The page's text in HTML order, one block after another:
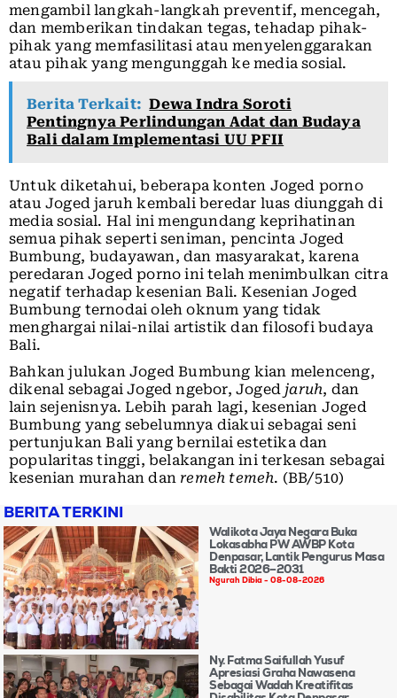
mengambil langkah-langkah preventif, mencegah,
dan memberikan tindakan tegas, tehadap pihak-
pihak yang memfasilitasi atau menyelenggarakan
atau pihak yang mengunggah ke media sosial.
Berita Terkait: Dewa Indra Soroti
Pentingnya Perlindungan Adat dan Budaya
Bali dalam Implementasi UU PFII
Untuk diketahui, beberapa konten Joged porno
atau Joged jaruh kembali beredar luas diunggah di
media sosial. Hal ini mengundang keprihatinan
semua pihak seperti seniman, pencinta Joged
Bumbung, budayawan, dan masyarakat, karena
peredaran Joged porno ini telah menimbulkan citra
negatif terhadap kesenian Bali. Kesenian Joged
Bumbung ternodai oleh oknum yang tidak
menghargai nilai-nilai artistik dan filosofi budaya
Bali.
Bahkan julukan Joged Bumbung kian melenceng,
dikenal sebagai Joged ngebor, Joged jaruh, dan
lain sejenisnya. Lebih parah lagi, kesenian Joged
Bumbung yang sebelumnya diakui sebagai seni
pertunjukan Bali yang bernilai estetika dan
popularitas tinggi, belakangan ini terkesan sebagai
kesenian murahan dan remeh temeh. (BB/510)
BERITA TERKINI
Walikota Jaya Negara Buka
Lokasabha PW AWBP Kota
Denpasar, Lantik Pengurus Masa
Bakti 2026–2031
Ngurah Dibia 08-08-2026
Ny. Fatma Saifullah Yusuf
Apresiasi Graha Nawasena
Sebagai Wadah Kreatifitas